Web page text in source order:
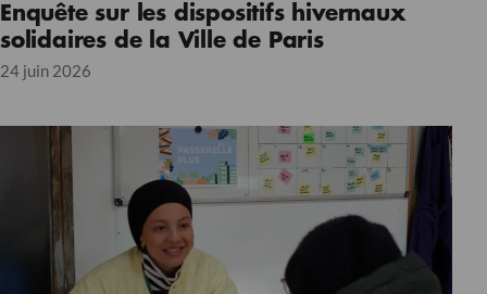
Enquête sur les dispositifs hivernaux
solidaires de la Ville de Paris
24 juin 2026